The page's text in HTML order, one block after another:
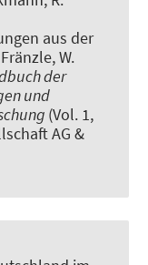
aus der
W.
der
und
(Vol. 1,
AG &